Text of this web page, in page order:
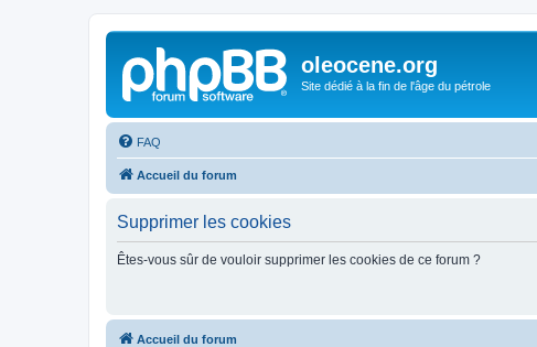
oleocene.org
Site dédié à la fin de l'âge du pétrole
FAQ
Accueil du forum
Supprimer les cookies
Êtes-vous sûr de vouloir supprimer les cookies de ce forum ?
Accueil du forum